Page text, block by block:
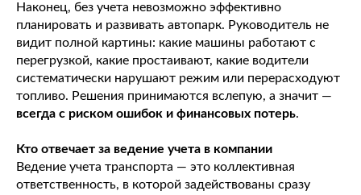
Наконец, без учета невозможно эффективно
планировать и развивать автопарк. Руководитель не
видит полной картины: какие машины работают с
перегрузкой, какие простаивают, какие водители
систематически нарушают режим или перерасходуют
топливо. Решения принимаются вслепую, а значит —
всегда с риском ошибок и финансовых потерь.
Кто отвечает за ведение учета в компании
Ведение учета транспорта — это коллективная
ответственность, в которой задействованы сразу